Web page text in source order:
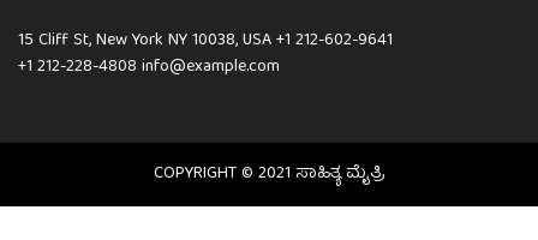
15 Cliff St, New York NY 10038, USA+1 212-602-9641
+1 212-228-4808 info@example.com
COPYRIGHT © 2021 ಸಾಹಿತ್ಯ ಮೈತ್ರಿ